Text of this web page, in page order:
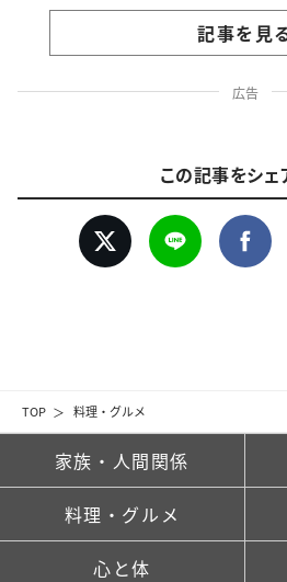
TOP 料理・グルメ
記事を見
広告
この記事をシェ
家族・人間関係
料理・グルメ
心と体